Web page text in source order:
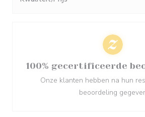
100% gecertificeerde
Onze klanten hebben na hun
beoordeling